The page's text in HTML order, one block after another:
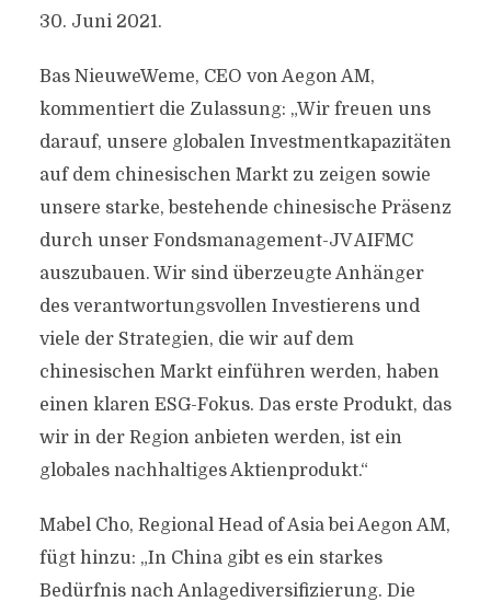
30. Juni 2021.
Bas NieuweWeme, CEO von Aegon AM,
kommentiert die Zulassung: „Wir freuen uns
darauf, unsere globalen Investmentkapazitäten
auf dem chinesischen Markt zu zeigen sowie
unsere starke, bestehende chinesische Präsenz
durch unser Fondsmanagement-JV AIFMC
auszubauen. Wir sind überzeugte Anhänger
des verantwortungsvollen Investierens und
viele der Strategien, die wir auf dem
chinesischen Markt einführen werden, haben
einen klaren ESG-Fokus. Das erste Produkt, das
wir in der Region anbieten werden, ist ein
globales nachhaltiges Aktienprodukt.“
Mabel Cho, Regional Head of Asia bei Aegon AM,
fügt hinzu: „In China gibt es ein starkes
Bedürfnis nach Anlagediversifizierung. Die